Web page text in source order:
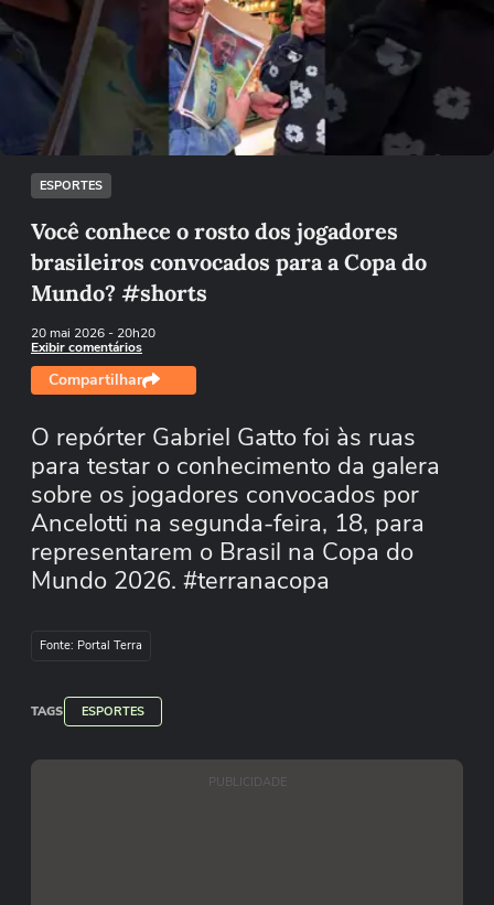
Não foi possível reproduzir o vídeo
Tentar novamente
ESPORTES
Você conhece o rosto dos jogadores
brasileiros convocados para a Copa do
Mundo? #shorts
20 mai 2026- 20h20
Exibir comentários
Compartilhar
O repórter Gabriel Gatto foi às ruas
para testar o conhecimento da galera
sobre os jogadores convocados por
Ancelotti na segunda-feira, 18, para
representarem o Brasil na Copa do
Mundo 2026. #terranacopa
Fonte: Portal Terra
TAGS ESPORTES
PUBLICIDADE